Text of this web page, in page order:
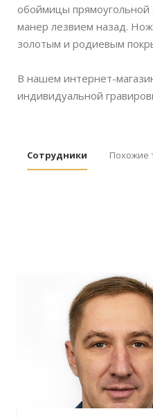
обоймицы прямоугольной
манер лезвием назад.
золотым и родиевым
В нашем интернет-
индивидуальной
Сотрудники Похожие